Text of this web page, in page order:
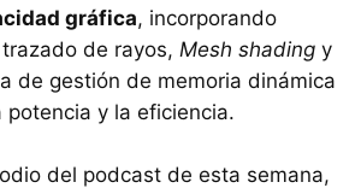
gráfica, incorporando
de rayos, Mesh shading y
de gestión de memoria dinámica
potencia y la eficiencia.
del podcast de esta semana,